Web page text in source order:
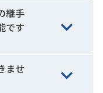
継手
です
ませ